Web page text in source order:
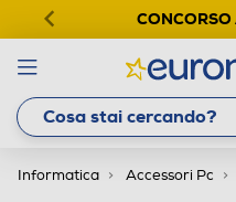
Informatica Accessori Pc